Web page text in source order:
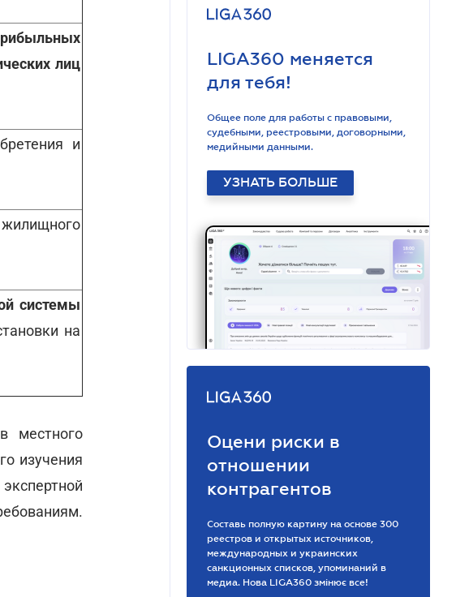
лиц
и
системы
на
местного
изучения
LIGA360 меняется
для тебя!
Общее поле для работы с правовыми,
судебными, реестровыми, договорными,
медийными данными.
УЗНАТЬ БОЛЬШЕ
Оцени риски в
отношении
контрагентов
Составь полную картину на основе 300
реестров и открытых источников,
международных и украинских
санкционных списков, упоминаний в
медиа. Нова LIGA360 змінює все!